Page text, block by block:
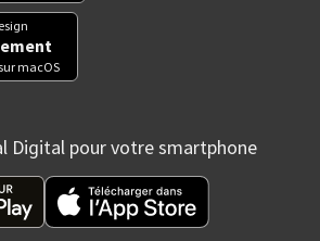
macOS
Digital pour votre smartphone